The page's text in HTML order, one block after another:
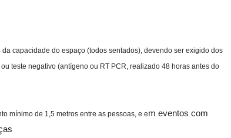
capacidade do espaço (todos sentados), devendo ser exigido dos
teste negativo (antígeno ou RT PCR, realizado 48 horas antes do
mínimo de 1,5 metros entre as pessoas, e em eventos com